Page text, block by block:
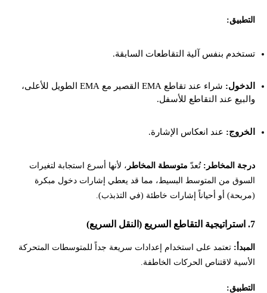
التطبيق:
تستخدم بنفس آلية التقاطعات السابقة.
الدخول:
شراء عند تقاطع EMA القصير مع EMA الطويل للأعلى،
والبيع عند التقاطع للأسفل.
الخروج: عند انعكاس الإشارة.
درجة المخاطر: تُعدّ متوسطة المخاطر ، لأنها أسرع استجابة لتغيرات
السوق من المتوسط البسيط، مما قد يعطي إشارات دخول مبكرة
(مربحة) أو أحياناً إشارات خاطئة (في التذبذب).
7. استراتيجية التقاطع السريع (النقل السريع)
المبدأ: تعتمد على استخدام إعدادات سريعة جداً للمتوسطات المتحركة
الأسية لاقتناص الحركات الخاطفة.
التطبيق: